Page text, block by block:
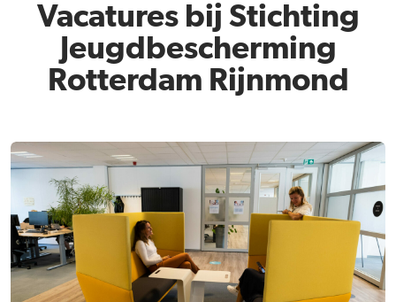
Vacatures bij Stichting
Jeugdbescherming
Rotterdam Rijnmond